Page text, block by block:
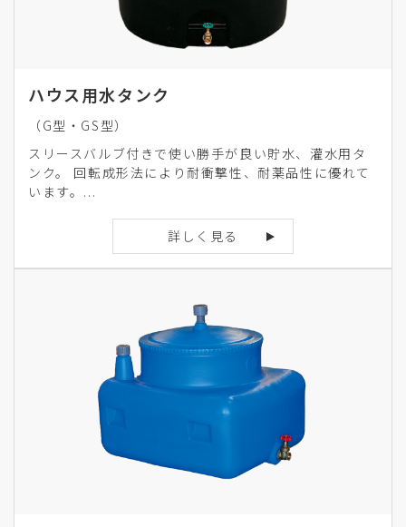
ハウス用水タンク
（G型・GS型）
スリースバルブ付きで使い勝手が良い貯水、灌水用タ
ンク。 回転成形法により耐衝撃性、耐薬品性に優れて
います。...
詳しく見る